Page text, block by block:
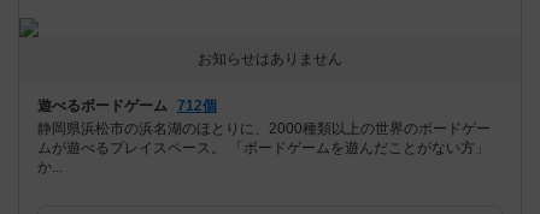
お知らせはありません
遊べるボードゲーム 712個
静岡県浜松市の浜名湖のほとりに、2000種類以上の世界のボードゲー
ムが遊べるプレイスペース。 「ボードゲームを遊んだことがない方」
か...